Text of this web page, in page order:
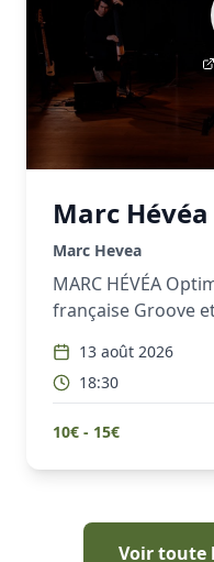
Marc
Marc Hevea
MARC HÉVÉA
française Groove
13 août 2026
18:30
10€ - 15€
Voir toute